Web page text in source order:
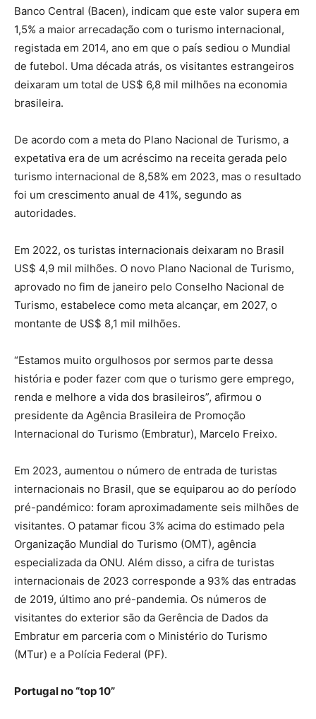
Banco Central (Bacen), indicam que este valor supera em
1,5% a maior arrecadação com o turismo internacional,
registada em 2014, ano em que o país sediou o Mundial
de futebol. Uma década atrás, os visitantes estrangeiros
deixaram um total de US$ 6,8 mil milhões na economia
brasileira.
De acordo com a meta do Plano Nacional de Turismo, a
expetativa era de um acréscimo na receita gerada pelo
turismo internacional de 8,58% em 2023, mas o resultado
foi um crescimento anual de 41%, segundo as
autoridades.
Em 2022, os turistas internacionais deixaram no Brasil
US$ 4,9 mil milhões. O novo Plano Nacional de Turismo,
aprovado no fim de janeiro pelo Conselho Nacional de
Turismo, estabelece como meta alcançar, em 2027, o
montante de US$ 8,1 mil milhões.
“Estamos muito orgulhosos por sermos parte dessa
história e poder fazer com que o turismo gere emprego,
renda e melhore a vida dos brasileiros”, afirmou o
presidente da Agência Brasileira de Promoção
Internacional do Turismo (Embratur), Marcelo Freixo.
Em 2023, aumentou o número de entrada de turistas
internacionais no Brasil, que se equiparou ao do período
pré-pandémico: foram aproximadamente seis milhões de
visitantes. O patamar ficou 3% acima do estimado pela
Organização Mundial do Turismo (OMT), agência
especializada da ONU. Além disso, a cifra de turistas
internacionais de 2023 corresponde a 93% das entradas
de 2019, último ano pré-pandemia. Os números de
visitantes do exterior são da Gerência de Dados da
Embratur em parceria com o Ministério do Turismo
(MTur) e a Polícia Federal (PF).
Portugal no “top 10”